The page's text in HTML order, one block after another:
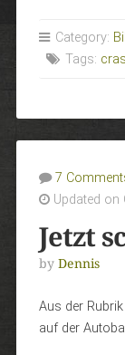
Category:
Tags:
7
Updated on
Jetzt
by Dennis
Aus der
auf der